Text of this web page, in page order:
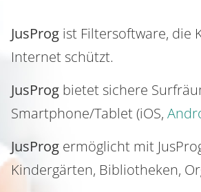
JusProgist Filtersoftware, die
Internet schützt.
JusProgbietet sichere
Smartphone/Tablet (iOS,
JusProg ermöglicht mit
Kindergärten, Bibliotheken,